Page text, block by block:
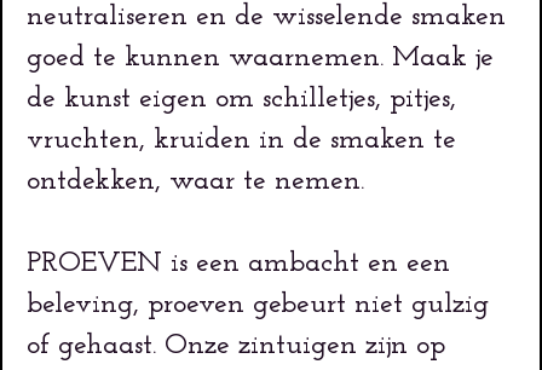
neutraliseren en de wisselende smaken
goed te kunnen waarnemen. Maak je
de kunst eigen om schilletjes, pitjes,
vruchten, kruiden in de smaken te
ontdekken, waar te nemen.
PROEVEN is een ambacht en een
beleving, proeven gebeurt niet gulzig
of gehaast. Onze zintuigen zijn op